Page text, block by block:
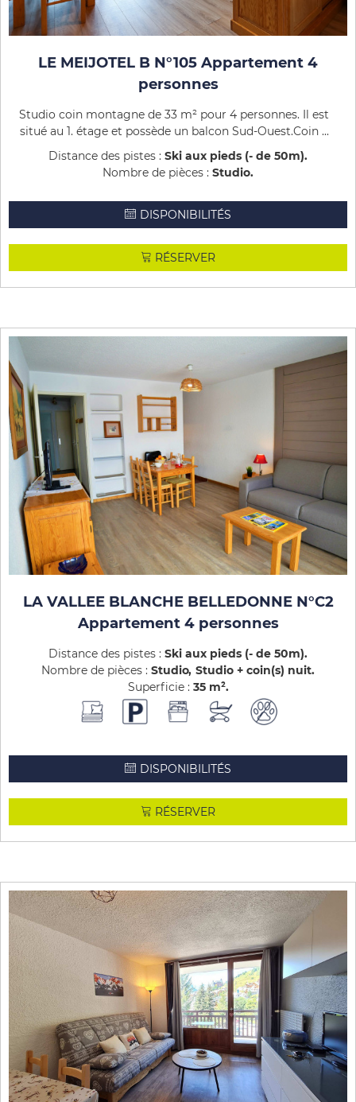
LE MEIJOTEL B N°105 Appartement 4
personnes
Studio coin montagne de 33 m² pour 4 personnes. Il est
situé au 1. étage et possède un balcon Sud-Ouest.Coin ...
Distance des pistes : Ski aux pieds (- de 50m)
Nombre de pièces : Studio
DISPONIBILITÉS
RÉSERVER
LA VALLEE BLANCHE BELLEDONNE N°C2
Appartement 4 personnes
Distance des pistes : Ski aux pieds (- de 50m)
Nombre de pièces : Studio Studio + coin(s) nuit
Superficie : 35 m²
DISPONIBILITÉS
RÉSERVER